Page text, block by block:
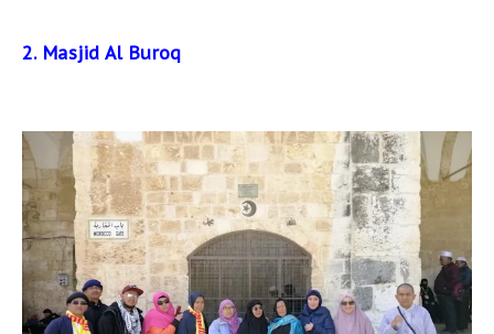
2. Masjid Al Buroq